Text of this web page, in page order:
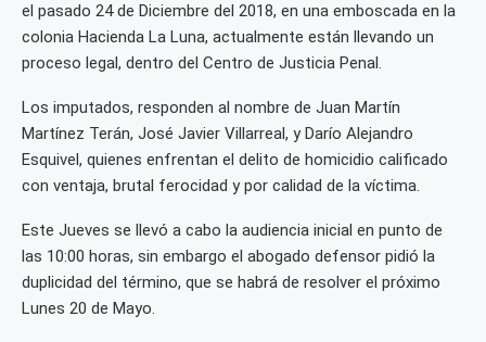
el pasado 24 de Diciembre del 2018, en una emboscada en la
colonia Hacienda La Luna, actualmente están llevando un
proceso legal, dentro del Centro de Justicia Penal.
Los imputados, responden al nombre de Juan Martín
Martínez Terán, José Javier Villarreal, y Darío Alejandro
Esquivel, quienes enfrentan el delito de homicidio calificado
con ventaja, brutal ferocidad y por calidad de la víctima.
Este Jueves se llevó a cabo la audiencia inicial en punto de
las 10:00 horas, sin embargo el abogado defensor pidió la
duplicidad del término, que se habrá de resolver el próximo
Lunes 20 de Mayo.